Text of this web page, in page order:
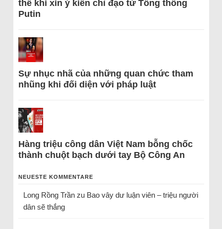
thể khi xin ý kiến chỉ đạo từ Tổng thống
Putin
Sự nhục nhã của những quan chức tham
nhũng khi đối diện với pháp luật
Hàng triệu công dân Việt Nam bỗng chốc
thành chuột bạch dưới tay Bộ Công An
NEUESTE KOMMENTARE
Long Rồng Trầnzu Bao vây dư luận viên – triệu người
dân sẽ thắng